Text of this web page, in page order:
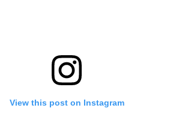
View this post on Instagram